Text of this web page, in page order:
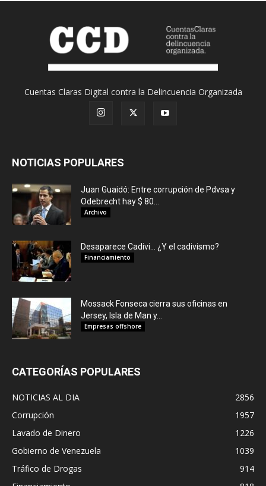
Cuentas Claras Digital contra la Delincuencia Organizada
NOTICIAS POPULARES
Juan Guaidó: Entre corrupción de Pdvsa y
Odebrecht hay $ 80...
Archivo
Desaparece Cadivi… ¿Y el cadivismo?
Financiamiento
Mossack Fonseca cierra sus oficinas en
Jersey, Isla de Man y...
Empresas offshore
CATEGORÍAS POPULARES
NOTICIAS AL DIA
2856
Corrupción
1957
Lavado de Dinero
1226
Gobierno de Venezuela
1039
Tráfico de Drogas
914